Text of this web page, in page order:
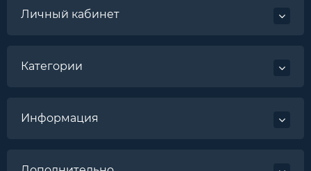
Личный кабинет
Категории
Информация